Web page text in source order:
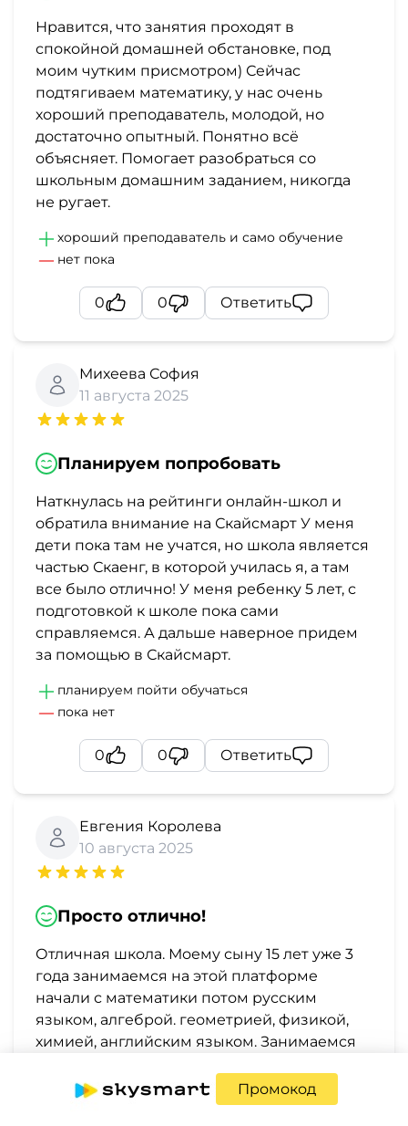
Нравится, что занятия проходят в
спокойной домашней обстановке, под
моим чутким присмотром) Сейчас
подтягиваем математику, у нас очень
хороший преподаватель, молодой, но
достаточно опытный. Понятно всё
объясняет. Помогает разобраться со
школьным домашним заданием, никогда
не ругает.
хороший преподаватель и само обучение
нет пока
0 0 Ответить
Михеева София
11 августа 2025
Планируем попробовать
Наткнулась на рейтинги онлайн-школ и
обратила внимание на Скайсмарт У меня
дети пока там не учатся, но школа является
частью Скаенг, в которой училась я, а там
все было отлично! У меня ребенку 5 лет, с
подготовкой к школе пока сами
справляемся. А дальше наверное придем
за помощью в Скайсмарт.
планируем пойти обучаться
пока нет
0 0 Ответить
Евгения Королева
10 августа 2025
Просто отлично!
Отличная школа. Моему сыну 15 лет уже 3
года занимаемся на этой платформе
начали с математики потом русским
языком, алгеброй. геометрией, физикой,
химией, английским языком. Занимаемся
всё то что учили в течении года. В Skaymart
отличные преподаватели до сих пор не
Промокод